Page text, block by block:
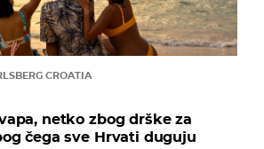
CROATIA
netko zbog drške za
čega sve Hrvati duguju